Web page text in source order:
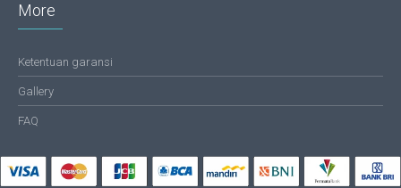
More
Ketentuan garansi
Gallery
FAQ